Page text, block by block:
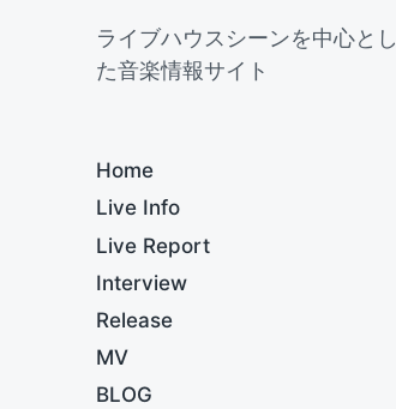
ライブハウスシーンを中心とし
た音楽情報サイト
Home
Live Info
Live Report
Interview
Release
MV
BLOG